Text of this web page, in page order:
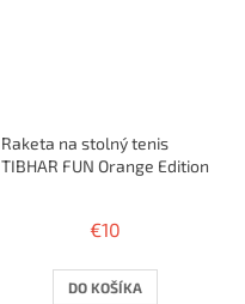
Raketa na stolný tenis
TIBHAR FUN Orange Edition
€10
DO KOŠÍKA